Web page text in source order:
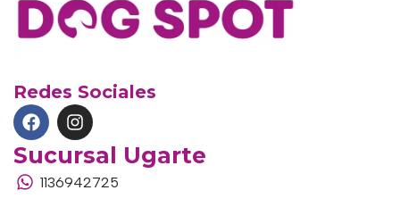
Redes Sociales
Sucursal Ugarte
1136942725